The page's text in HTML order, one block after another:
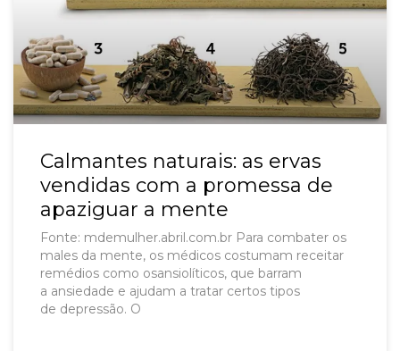
Calmantes naturais: as ervas
vendidas com a promessa de
apaziguar a mente
Fonte: mdemulher.abril.com.br Para combater os
males da mente, os médicos costumam receitar
remédios como osansiolíticos, que barram
a ansiedade e ajudam a tratar certos tipos
de depressão. O